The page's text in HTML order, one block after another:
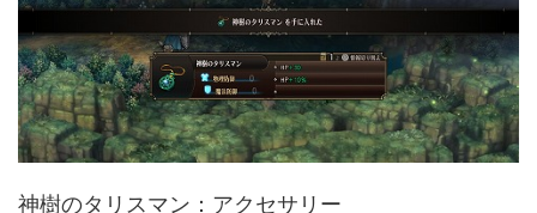
神樹のタリスマン：アクセサリー